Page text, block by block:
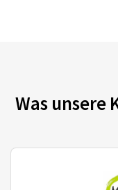
Was unsere